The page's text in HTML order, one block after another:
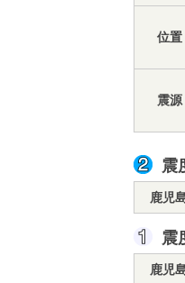
位置
震源
震
鹿児
震
鹿児